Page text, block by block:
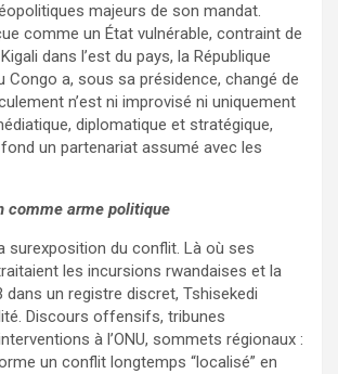
majeurs de son mandat.
comme un État vulnérable, contraint de
dans l’est du pays, la République
Congo a, sous sa présidence, changé de
n’est ni improvisé ni uniquement
diplomatique et stratégique,
un partenariat assumé avec les
comme arme politique
surexposition du conflit. Là où ses
les incursions rwandaises et la
dans un registre discret, Tshisekedi
Discours offensifs, tribunes
à l’ONU, sommets régionaux :
un conflit longtemps “localisé” en